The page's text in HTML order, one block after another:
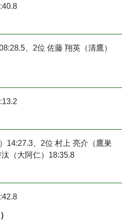
、2位 佐藤 翔英（清鷹）
14:27.3、2位 村上 亮介（鷹巣
（大阿仁）18:35.8